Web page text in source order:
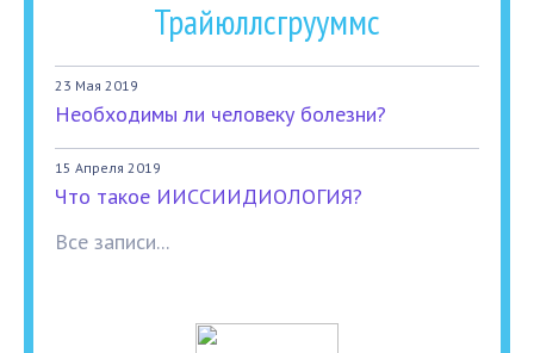
Трайюллсгрууммс
23 Мая 2019
Необходимы ли человеку болезни?
15 Апреля 2019
Что такое ИИССИИДИОЛОГИЯ?
Все записи...